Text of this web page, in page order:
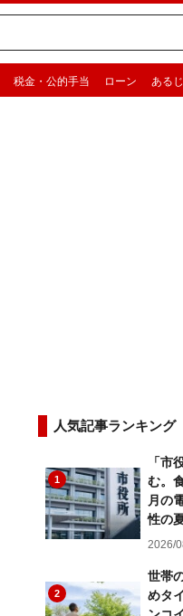
税金・公的手当 ローン ある
人気記事ランキング
1
「市
む。
月の
性の
2026/
2
世帯
めタ